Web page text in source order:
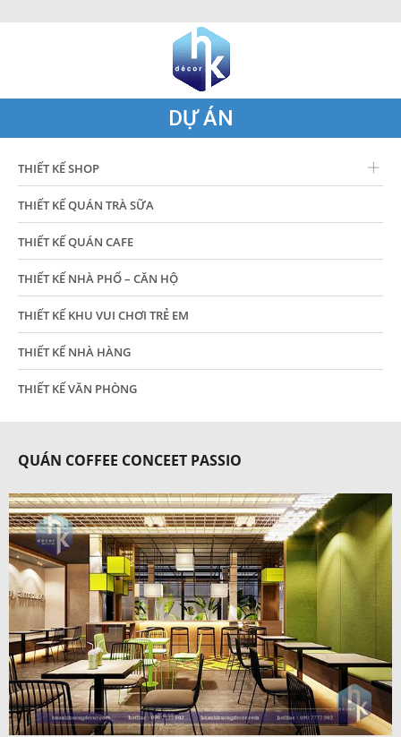
DỰ ÁN
THIẾT KẾ SHOP
THIẾT KẾ QUÁN TRÀ SỮA
THIẾT KẾ QUÁN CAFE
THIẾT KẾ NHÀ PHỐ – CĂN HỘ
THIẾT KẾ KHU VUI CHƠI TRẺ EM
THIẾT KẾ NHÀ HÀNG
THIẾT KẾ VĂN PHÒNG
QUÁN COFFEE CONCEET PASSIO